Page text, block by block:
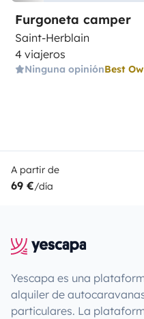
Furgoneta camper
Saint-Herblain
4 viajeros
Ninguna opiniónBest
A partir de
69 €/día
Yescapa es una
alquiler de
particulares. La